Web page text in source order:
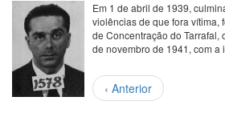
Em 1 de abril de 1939,
violências de que fora vítima,
de Concentração do Tarrafal,
de novembro de 1941, com a
Paginação
Página
anterior
‹ Anterior